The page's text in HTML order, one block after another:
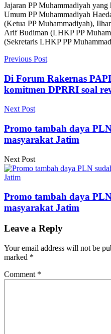
Jajaran PP Muhammadiyah
Umum PP Muhammadiyah
(Ketua PP Muhammadiyah),
Arif Budiman (LHKP PP
(Sekretaris LHKP PP
Previous Post
Di Forum Rakernas
komitmen DPRRI soal
Next Post
Promo tambah daya
masyarakat Jatim
Next Post
Promo tambah daya
masyarakat Jatim
Leave a Reply
Your email address will not be
marked *
Comment *